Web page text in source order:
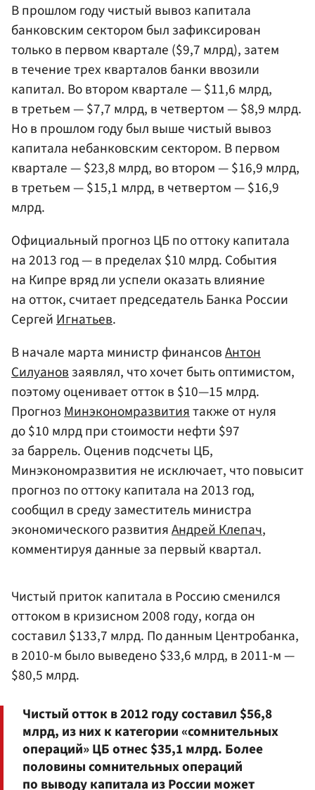
В прошлом году чистый вывоз капитала
банковским сектором был зафиксирован
только в первом квартале ($9,7 млрд), затем
в течение трех кварталов банки ввозили
капитал. Во втором квартале — $11,6 млрд,
в третьем — $7,7 млрд, в четвертом — $8,9 млрд.
Но в прошлом году был выше чистый вывоз
капитала небанковским сектором. В первом
квартале — $23,8 млрд, во втором — $16,9 млрд,
в третьем — $15,1 млрд, в четвертом — $16,9
млрд.
Официальный прогноз ЦБ по оттоку капитала
на 2013 год — в пределах $10 млрд. События
на Кипре вряд ли успели оказать влияние
на отток, считает председатель Банка России
СергейИгнатьев.
В начале марта министр финансовАнтон
Силуановзаявлял, что хочет быть оптимистом,
поэтому оценивает отток в $10—15 млрд.
ПрогнозМинэкономразвитиятакже от нуля
до $10 млрд при стоимости нефти $97
за баррель. Оценив подсчеты ЦБ,
Минэкономразвития не исключает, что повысит
прогноз по оттоку капитала на 2013 год,
сообщил в среду заместитель министра
экономического развитияАндрей Клепач,
комментируя данные за первый квартал.
Чистый приток капитала в Россию сменился
оттоком в кризисном 2008 году, когда он
составил $133,7 млрд. По данным Центробанка,
в 2010-м было выведено $33,6 млрд, в 2011-м —
$80,5 млрд.
Чистый отток в 2012 году составил $56,8
млрд, из них к категории «сомнительных
операций» ЦБ отнес $35,1 млрд. Более
половины сомнительных операций
по выводу капитала из России может